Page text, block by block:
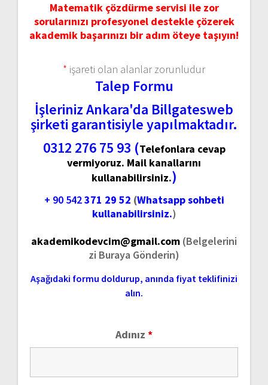
Matematik çözdürme servisi ile zor
sorularınızı profesyonel destekle çözerek
akademik başarınızı bir adım öteye taşıyın!
* işareti olan alanlar zorunludur
Talep Formu
İşleriniz Ankara'da Billgatesweb
şirketi garantisiyle yapılmaktadır.
0312 276 75 93 (Telefonlara cevap
vermiyoruz. Mail kanallarını
kullanabilirsiniz.)
+ 90 542371 29 52 (Whatsapp sohbeti
kullanabilirsiniz.)
akademikodevcim@gmail.com (Belgelerini
zi Buraya Gönderin)
Aşağıdaki formu doldurup, anında fiyat teklifinizi
alın.
Adınız *